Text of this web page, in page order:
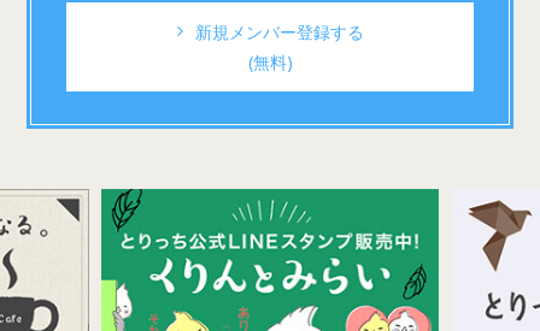
新規メンバー登録する
(無料)